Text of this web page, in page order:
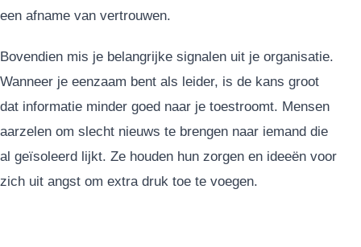
een afname van vertrouwen.
Bovendien mis je belangrijke signalen uit je organisatie.
Wanneer je eenzaam bent als leider, is de kans groot
dat informatie minder goed naar je toestroomt. Mensen
aarzelen om slecht nieuws te brengen naar iemand die
al geïsoleerd lijkt. Ze houden hun zorgen en ideeën voor
zich uit angst om extra druk toe te voegen.